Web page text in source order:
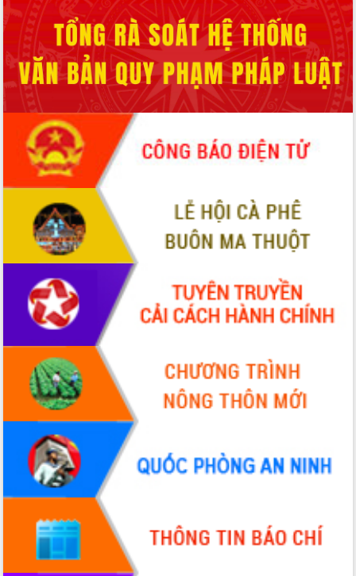
Xây dựng nông thôn mới: Nâng cao đời
sống người dân từ những mô hình thiết
thực
Quyết liệt tháo gỡ vướng mắc, đẩy
nhanh tiến độ các dự án trọng điểm
trong Khu kinh tế Nam Phú Yên
Hòn Yến phát triển du lịch gắn với bảo
tồn biển
Lấy ý kiến điều chỉnh Quy hoạch tỉnh
Đắk Lắk thời kỳ 2021-2030, tầm nhìn
đến năm 2050
Phát động chiến dịch 30 ngày đêm
giải phóng mặt bằng Tuyến đường bộ
ven biển
Đắk Lắk nỗ lực thúc đẩy tăng trưởng
kinh tế từ 10% trở lên trong Quý
II/2026
Đắk Lắk ký kết thỏa thuận hợp tác về
chuyển đổi số giai đoạn 2026 – 2030
với Tập đoàn Bưu chính Viễn thông
Việt Nam
Thứ trưởng Bộ Y tế làm việc với tỉnh
Đắk Lắk về phát triển nhân lực y tế
cho trạm y tế cấp xã
Du lịch Đắk Lắk nâng tầm trải nghiệm
du khách thông qua Hệ thống cơ sở dữ
liệu và Bản đồ số
Tập huấn ứng dụng trí tuệ nhân tạo (AI)
trong thương mại điện tử năm 2026
Đoàn đại biểu Quốc hội tỉnh Đắk Lắk
trao đổi thông tin trước Kỳ họp thứ
nhất, Quốc hội khóa XVI
Quyết liệt cải cách hành chính, khơi
thông nguồn lực phát triển